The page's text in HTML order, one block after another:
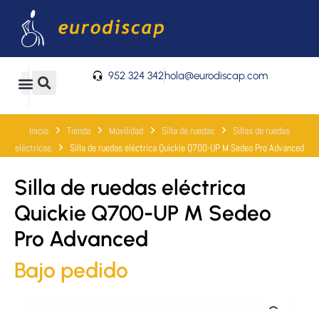
contenido
0
Carrito 952 324 342hola@eurodiscap.com
Inicio Tienda Movilidad Silla de ruedas
Sillas de ruedas
eléctricas
Silla de ruedas eléctrica Quickie Q700-UP M Sedeo Pro Advanced
Silla de ruedas eléctrica
Quickie Q700-UP M Sedeo
Pro Advanced
Bajo pedido